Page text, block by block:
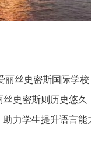
丝史密斯国际学
史密斯则历史悠
力学生提升语言